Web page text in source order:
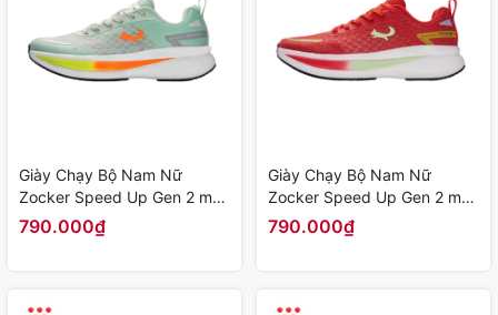
Giày Chạy Bộ Nam Nữ
Zocker Speed Up Gen 2 màu
"Xanh Lá" Z-SU-G2-06 -
Hàng Chính Hãng
790.000₫
Giày Chạy Bộ Nam Nữ
Zocker Speed Up Gen 2 màu
"Đỏ" Z-SU-G2-05 - Hàng
Chính Hãng
790.000₫